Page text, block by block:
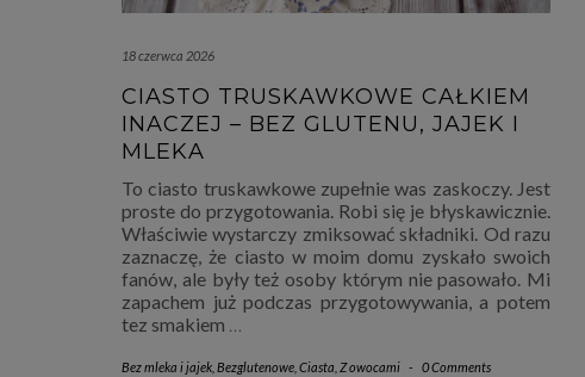
18 czerwca 2026
CIASTO TRUSKAWKOWE CAŁKIEM
INACZEJ – BEZ GLUTENU, JAJEK I
MLEKA
To ciasto truskawkowe zupełnie was zaskoczy. Jest
proste do przygotowania. Robi się je błyskawicznie.
Właściwie wystarczy zmiksować składniki. Od razu
zaznaczę, że ciasto w moim domu zyskało swoich
fanów, ale były też osoby którym nie pasowało. Mi
zapachem już podczas przygotowywania, a potem
tez smakiem …
Bez mleka i jajek Bezglutenowe Ciasta Z owocami - 0 Comments